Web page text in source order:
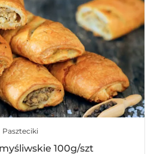
Paszteciki
100g/szt